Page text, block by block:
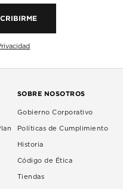
SOBRE NOSOTROS
Gobierno Corporativo
Políticas de Cumplimiento
Historia
Código de Ética
Tiendas